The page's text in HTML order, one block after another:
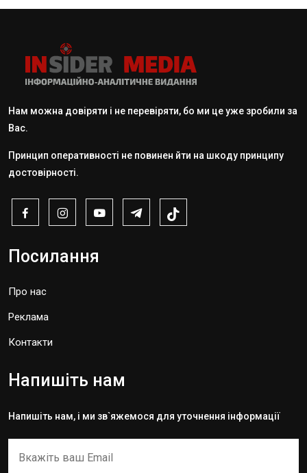
Нам можна довіряти і не перевіряти, бо ми це уже зробили за
Вас.
Принцип оперативності не повинен йти на шкоду принципу
достовірності.
Посилання
Про нас
Реклама
Контакти
Напишіть нам
Напишіть нам, і ми зв`яжемося для уточнення інформації